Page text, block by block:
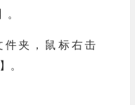
。
件夹，鼠标右击
。